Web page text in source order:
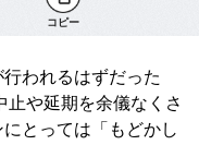
コピー
われるはずだった
止や延期を余儀なくさ
とっては「もどかし